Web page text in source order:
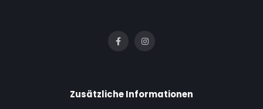
Zusätzliche Informationen